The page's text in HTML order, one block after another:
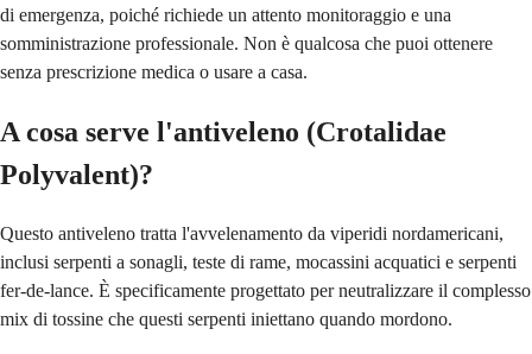
di emergenza, poiché richiede un attento monitoraggio e una
somministrazione professionale. Non è qualcosa che puoi ottenere
senza prescrizione medica o usare a casa.
A cosa serve l'antiveleno (Crotalidae
Polyvalent)?
Questo antiveleno tratta l'avvelenamento da viperidi nordamericani,
inclusi serpenti a sonagli, teste di rame, mocassini acquatici e serpenti
fer-de-lance. È specificamente progettato per neutralizzare il complesso
mix di tossine che questi serpenti iniettano quando mordono.